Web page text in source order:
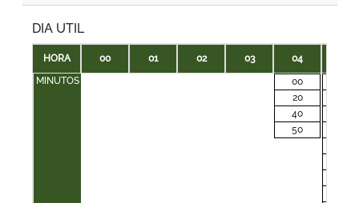
DIA UTIL
HORA 00 01 02 03 04
MINUTOS
00
20
40
50